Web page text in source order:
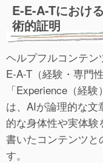
E-E-A-Tにおけ
術的証明
ヘルプフルコンテ
E-A-T（経験・専門
「Experience（経
は、AIが論理的な
的な身体性や実体
書いたコンテンツ
す。